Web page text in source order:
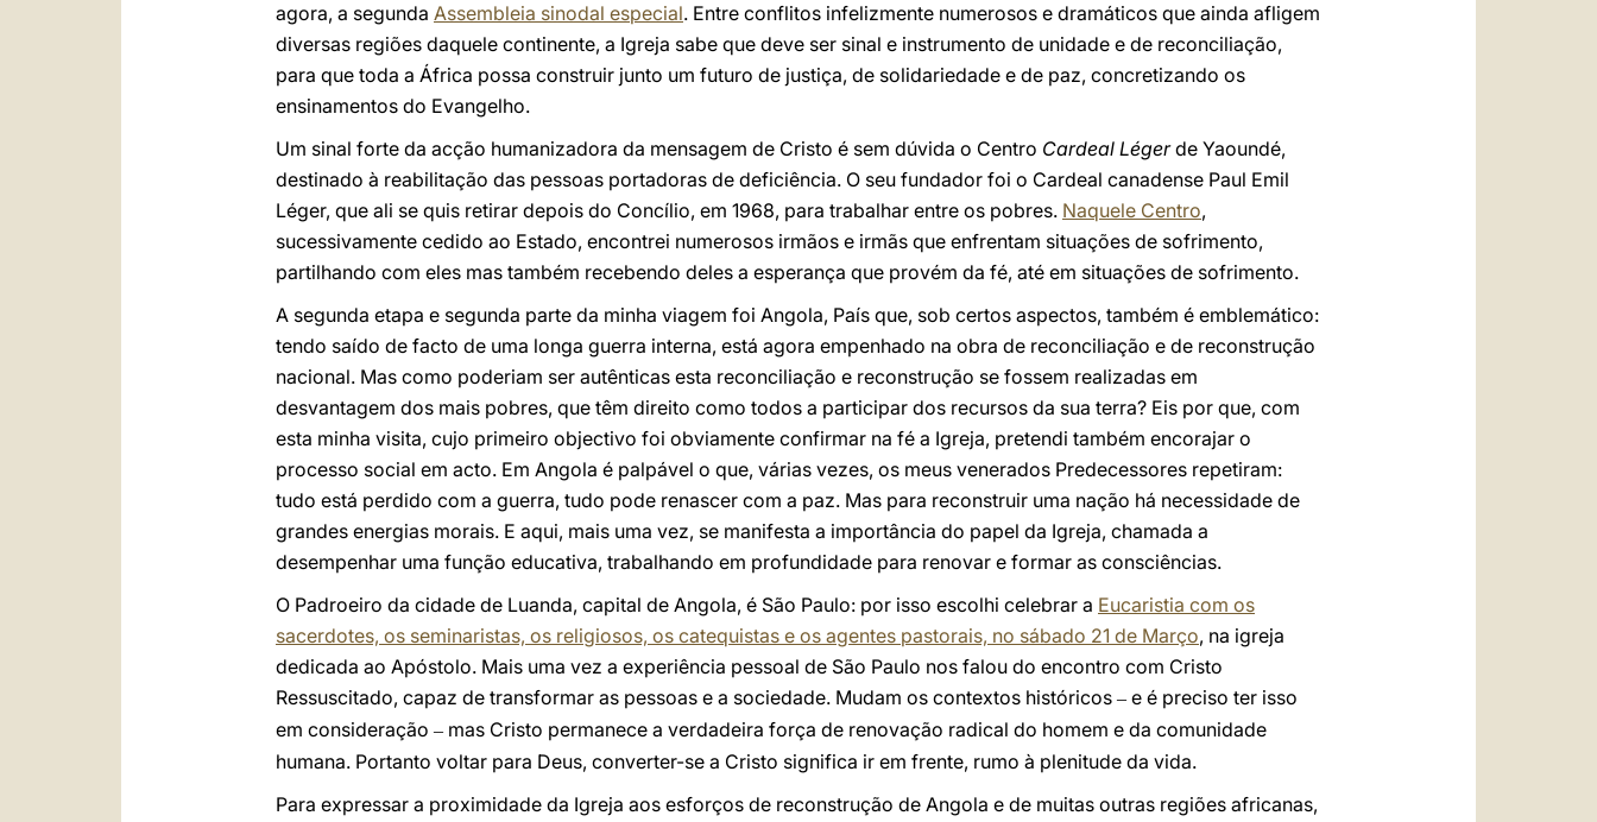
agora, a segunda Assembleia sinodal especial. Entre conflitos infelizmente numerosos e dramáticos que ainda afligem
diversas regiões daquele continente, a Igreja sabe que deve ser sinal e instrumento de unidade e de reconciliação,
para que toda a África possa construir junto um futuro de justiça, de solidariedade e de paz, concretizando os
ensinamentos do Evangelho.
Um sinal forte da acção humanizadora da mensagem de Cristo é sem dúvida o Centro Cardeal Légerde Yaoundé,
destinado à reabilitação das pessoas portadoras de deficiência. O seu fundador foi o Cardeal canadense Paul Emil
Léger, que ali se quis retirar depois do Concílio, em 1968, para trabalhar entre os pobres. Naquele Centro,
sucessivamente cedido ao Estado, encontrei numerosos irmãos e irmãs que enfrentam situações de sofrimento,
partilhando com eles mas também recebendo deles a esperança que provém da fé, até em situações de sofrimento.
A segunda etapa e segunda parte da minha viagem foi Angola, País que, sob certos aspectos, também é emblemático:
tendo saído de facto de uma longa guerra interna, está agora empenhado na obra de reconciliação e de reconstrução
nacional. Mas como poderiam ser autênticas esta reconciliação e reconstrução se fossem realizadas em
desvantagem dos mais pobres, que têm direito como todos a participar dos recursos da sua terra? Eis por que, com
esta minha visita, cujo primeiro objectivo foi obviamente confirmar na fé a Igreja, pretendi também encorajar o
processo social em acto. Em Angola é palpável o que, várias vezes, os meus venerados Predecessores repetiram:
tudo está perdido com a guerra, tudo pode renascer com a paz. Mas para reconstruir uma nação há necessidade de
grandes energias morais. E aqui, mais uma vez, se manifesta a importância do papel da Igreja, chamada a
desempenhar uma função educativa, trabalhando em profundidade para renovar e formar as consciências.
O Padroeiro da cidade de Luanda, capital de Angola, é São Paulo: por isso escolhi celebrar a Eucaristia com os
sacerdotes, os seminaristas, os religiosos, os catequistas e os agentes pastorais, no sábado 21 de Março, na igreja
dedicada ao Apóstolo. Mais uma vez a experiência pessoal de São Paulo nos falou do encontro com Cristo
Ressuscitado, capaz de transformar as pessoas e a sociedade. Mudam os contextos históricos – e é preciso ter isso
em consideração – mas Cristo permanece a verdadeira força de renovação radical do homem e da comunidade
humana. Portanto voltar para Deus, converter-se a Cristo significa ir em frente, rumo à plenitude da vida.
Para expressar a proximidade da Igreja aos esforços de reconstrução de Angola e de muitas outras regiões africanas,